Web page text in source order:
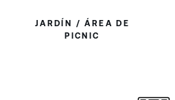
JARDÍN / ÁREA DE
PICNIC